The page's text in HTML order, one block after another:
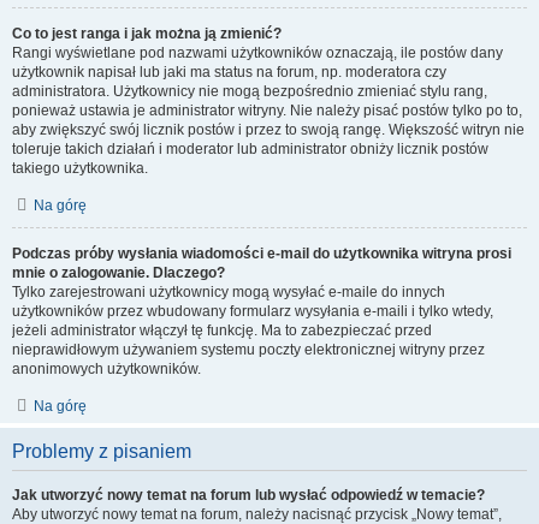
Co to jest ranga i jak można ją zmienić?
Rangi wyświetlane pod nazwami użytkowników oznaczają, ile postów dany
użytkownik napisał lub jaki ma status na forum, np. moderatora czy
administratora. Użytkownicy nie mogą bezpośrednio zmieniać stylu rang,
ponieważ ustawia je administrator witryny. Nie należy pisać postów tylko po to,
aby zwiększyć swój licznik postów i przez to swoją rangę. Większość witryn nie
toleruje takich działań i moderator lub administrator obniży licznik postów
takiego użytkownika.
Na górę
Podczas próby wysłania wiadomości e-mail do użytkownika witryna prosi
mnie o zalogowanie. Dlaczego?
Tylko zarejestrowani użytkownicy mogą wysyłać e-maile do innych
użytkowników przez wbudowany formularz wysyłania e-maili i tylko wtedy,
jeżeli administrator włączył tę funkcję. Ma to zabezpieczać przed
nieprawidłowym używaniem systemu poczty elektronicznej witryny przez
anonimowych użytkowników.
Na górę
Problemy z pisaniem
Jak utworzyć nowy temat na forum lub wysłać odpowiedź w temacie?
Aby utworzyć nowy temat na forum, należy nacisnąć przycisk „Nowy temat”,